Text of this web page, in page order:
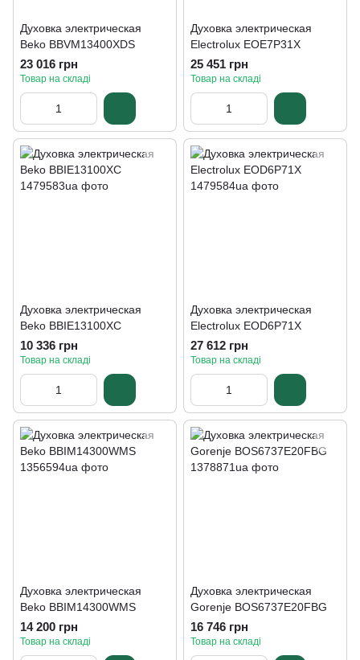
Духовка электрическая
Beko BBVM13400XDS
23 016 грн
Товар на складі
Духовка электрическая
Electrolux EOE7P31X
25 451 грн
Товар на складі
Духовка электрическая
Beko BBIE13100XC
10 336 грн
Товар на складі
Духовка электрическая
Electrolux EOD6P71X
27 612 грн
Товар на складі
Духовка электрическая
Beko BBIM14300WMS
14 200 грн
Товар на складі
Духовка электрическая
Gorenje BOS6737E20FBG
16 746 грн
Товар на складі